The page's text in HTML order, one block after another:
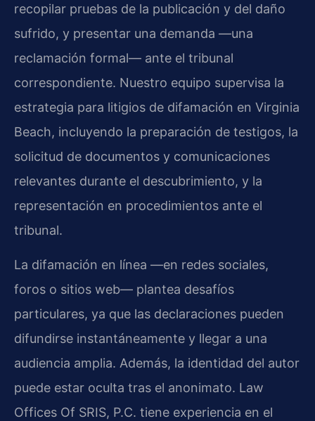
recopilar pruebas de la publicación y del daño
sufrido, y presentar una demanda —una
reclamación formal— ante el tribunal
correspondiente. Nuestro equipo supervisa la
estrategia para litigios de difamación en Virginia
Beach, incluyendo la preparación de testigos, la
solicitud de documentos y comunicaciones
relevantes durante el descubrimiento, y la
representación en procedimientos ante el
tribunal.
La difamación en línea —en redes sociales,
foros o sitios web— plantea desafíos
particulares, ya que las declaraciones pueden
difundirse instantáneamente y llegar a una
audiencia amplia. Además, la identidad del autor
puede estar oculta tras el anonimato. Law
Offices Of SRIS, P.C. tiene experiencia en el